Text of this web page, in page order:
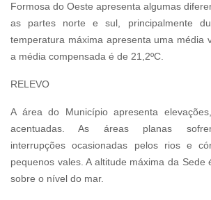
Formosa do Oeste apresenta algumas
as partes norte e sul, principalmente
temperatura máxima apresenta uma média
a média compensada é de 21,2ºC.
RELEVO
A área do Município apresenta
acentuadas. As áreas planas
interrupções ocasionadas pelos rios e
pequenos vales. A altitude máxima da Sede
sobre o nível do mar.